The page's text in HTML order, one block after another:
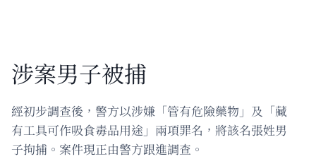
涉案男子被捕
經初步調查後，警方以涉嫌「管有危險藥物」及「藏
有工具可作吸食毒品用途」兩項罪名，將該名張姓男
子拘捕。案件現正由警方跟進調查。